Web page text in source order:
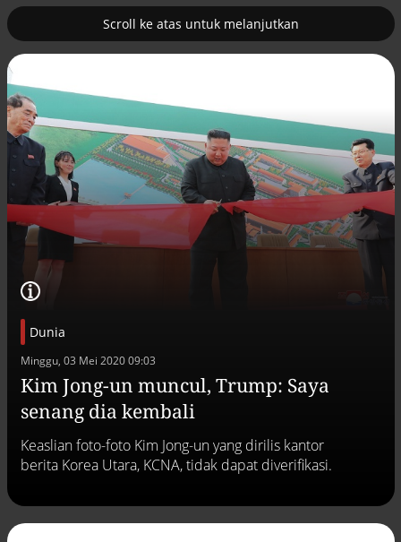
Scroll ke atas untuk melanjutkan
Dunia
Minggu, 03 Mei 2020 09:03
Kim Jong-un muncul, Trump: Saya
senang dia kembali
Keaslian foto-foto Kim Jong-un yang dirilis kantor
berita Korea Utara, KCNA, tidak dapat diverifikasi.
nuklir
Efek jera untuk pejabat abai LHKPN
Alinea.id - Peristiwa
arsip rahasia Vatikan, ada prediksi
tahun Kiamat
Akar persoalan berulangnya kekerasan